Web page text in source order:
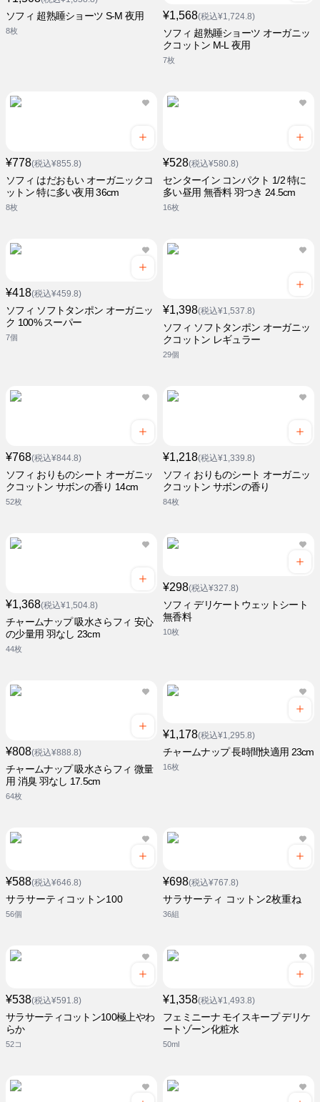
ソフィ 超熟睡ショーツ S-M 夜用
8枚
¥1,568(税込¥1,724.8)
ソフィ 超熟睡ショーツ オーガニッ
クコットン M-L 夜用
7枚
¥778(税込¥855.8)
ソフィ はだおもい オーガニックコ
ットン 特に多い夜用 36cm
8枚
¥528(税込¥580.8)
センターイン コンパクト 1/2 特に
多い昼用 無香料 羽つき 24.5cm
16枚
¥418(税込¥459.8)
ソフィ ソフトタンポン オーガニッ
ク 100% スーパー
7個
¥1,398(税込¥1,537.8)
ソフィ ソフトタンポン オーガニッ
クコットン レギュラー
29個
¥768(税込¥844.8)
ソフィ おりものシート オーガニッ
クコットン サボンの香り 14cm
52枚
¥1,218(税込¥1,339.8)
ソフィ おりものシート オーガニッ
クコットン サボンの香り
84枚
¥1,368(税込¥1,504.8)
チャームナップ 吸水さらフィ 安心
の少量用 羽なし 23cm
44枚
¥298(税込¥327.8)
ソフィ デリケートウェットシート
無香料
10枚
¥808(税込¥888.8)
チャームナップ 吸水さらフィ 微量
用 消臭 羽なし 17.5cm
64枚
¥1,178(税込¥1,295.8)
チャームナップ 長時間快適用 23cm
16枚
¥588(税込¥646.8)
サラサーティコットン100
56個
¥698(税込¥767.8)
サラサーティ コットン2枚重ね
36組
¥538(税込¥591.8)
サラサーティコットン100極上やわ
らか
52コ
¥1,358(税込¥1,493.8)
フェミニーナ モイスキープ デリケ
ートゾーン化粧水
50ml